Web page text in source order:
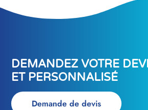
DEMANDEZ VOTRE
ET PERSONNALISÉ
Demande de devis